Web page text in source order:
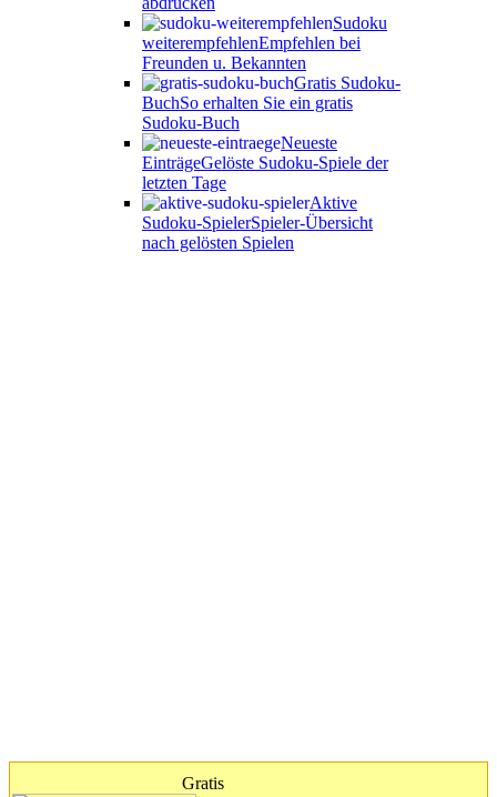
Sudoku
weiterempfehlenEmpfehlen bei
Freunden u. Bekannten
Gratis Sudoku-
BuchSo erhalten Sie ein gratis
Sudoku-Buch
Neueste
EinträgeGelöste Sudoku-Spiele der
letzten Tage
Aktive
Sudoku-SpielerSpieler-Übersicht
nach gelösten Spielen
Gratis